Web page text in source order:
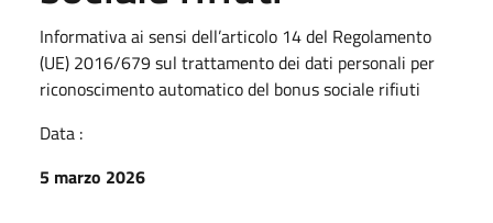
Informativa ai sensi dell’articolo 14 del Regolamento
(UE) 2016/679 sul trattamento dei dati personali per
riconoscimento automatico del bonus sociale rifiuti
Data :
5 marzo 2026